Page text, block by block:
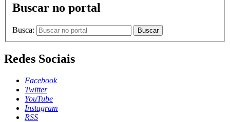
Buscar no portal
Busca: Buscar
Redes Sociais
Facebook
Twitter
YouTube
Instagram
RSS